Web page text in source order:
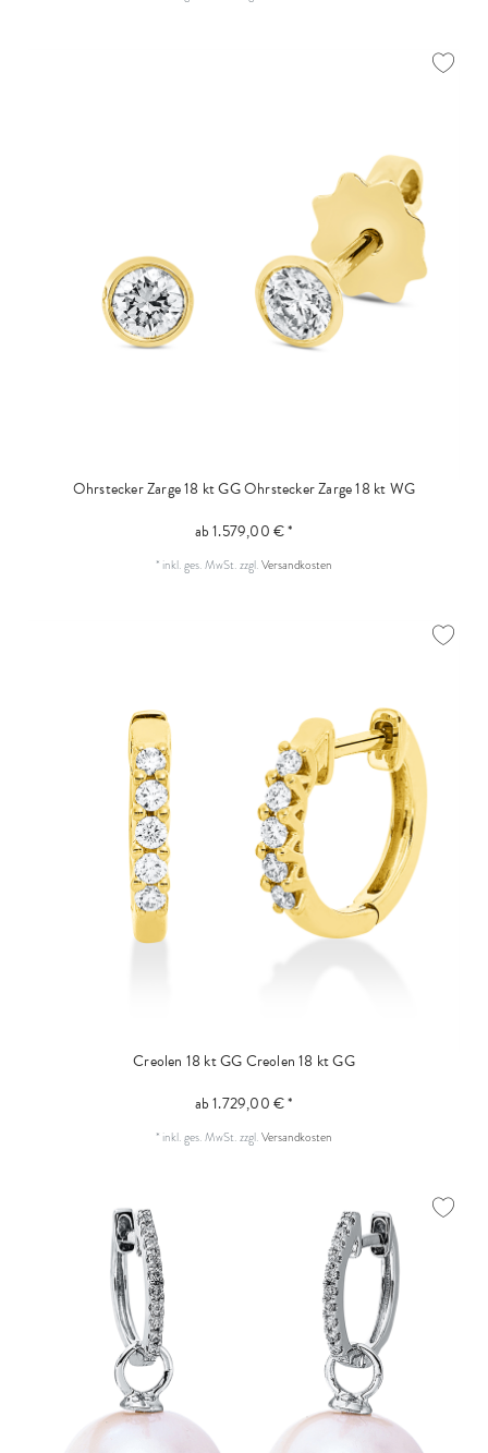
Ohrstecker Zarge 18 kt GGOhrstecker Zarge 18 kt WG
ab 1.579,00 € *
* inkl. ges. MwSt.zzgl.Versandkosten
Creolen 18 kt GGCreolen 18 kt GG
ab 1.729,00 € *
* inkl. ges. MwSt.zzgl.Versandkosten